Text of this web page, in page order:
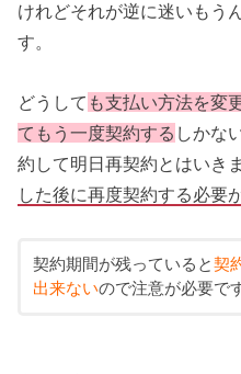
けれどそれが逆に迷いもう
す。
どうして も支払い方法を変
てもう一度契約する しかな
約して明日再契約とはいき
した後に再度契約する必要
契約期間が残っていると契
出来ないので注意が必要で